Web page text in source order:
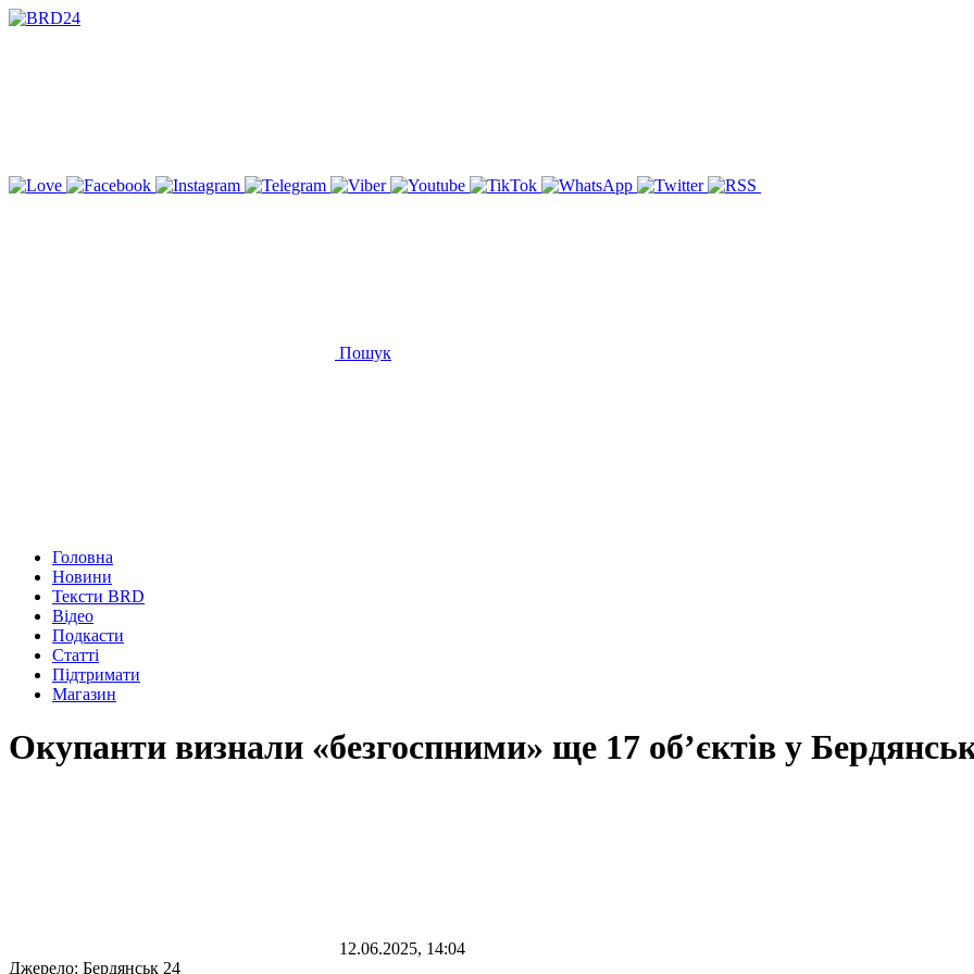
Пошук
Головна
Новини
Тексти BRD
Відео
Подкасти
Статті
Підтримати
Магазин
Окупанти визнали «безгоспними» ще 17 об’єктів у
12.06.2025, 14:04
Джерело: Бердянськ 24